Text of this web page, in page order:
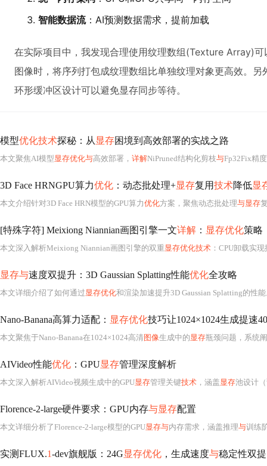
智能数据流：AI预测数据需求，提前加载
在实际项目中，我发现合理使用纹理数组(Texture Array)
图像时，将序列打包成纹理数组比单独纹理对象更高效。
环形缓冲区设计可以避免显存同步等待。
模型优化技术探秘：从 显存困境到高效部署的实战之路
本文聚焦AI模型显存优化与高效部署， 详解NiPruned结构化剪枝与Fp32Fix精
3D Face HRNGPU算力优化 ：动态批处理+显存复用技术降低显
本文介绍针对3D Face HRN模型的GPU算力优化方案，聚焦动态批处理与显存
[特殊字符] Meixiong Niannian画图引擎一文详解 ： 显存优化策略
本文深入解析Meixiong Niannian画图引擎的双重显存优化技术 ：CPU卸载实
显存与速度双提升：3D Gaussian Splatting性能优化全攻略
本文详细介绍了如何通过显存优化和渲染加速提升3D Gaussian Splatting的性
Nano-Banana高算力适配： 显存优化技巧让1024×1024生成提速
本文聚焦于Nano-Banana在1024×1024高清图像生成中的显存瓶颈问题，系统阐述
AIVideo性能优化 ：GPU显存管理深度解析
本文深入解析AIVideo视频生成中的GPU显存管理关键技术 ，涵盖显存池设计
Florence-2-large硬件要求：GPU内存与显存配置
本文详细分析了Florence-2-large模型的GPU显存与内存需求，涵盖推理与训练阶段的资源配
实测FLUX.1-dev旗舰版：24G显存优化 ，生成速度与稳定性双